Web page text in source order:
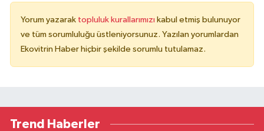
Yorum yazarak topluluk kurallarımızı kabul etmiş bulunuyor
ve tüm sorumluluğu üstleniyorsunuz. Yazılan yorumlardan
Ekovitrin Haber hiçbir şekilde sorumlu tutulamaz.
Trend Haberler